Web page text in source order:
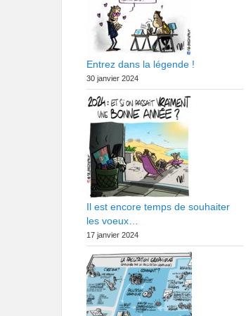
Entrez dans la légende !
30 janvier 2024
Il est encore temps de souhaiter
les voeux…
17 janvier 2024